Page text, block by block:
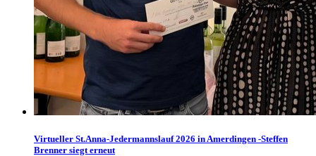
Virtueller St.Anna-Jedermannslauf 2026 in Amerdingen -Steffen
Brenner siegt erneut